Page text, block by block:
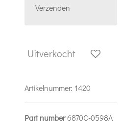
Verzenden
Uitverkocht
Artikelnummer: 1420
Part number6870C-0598A